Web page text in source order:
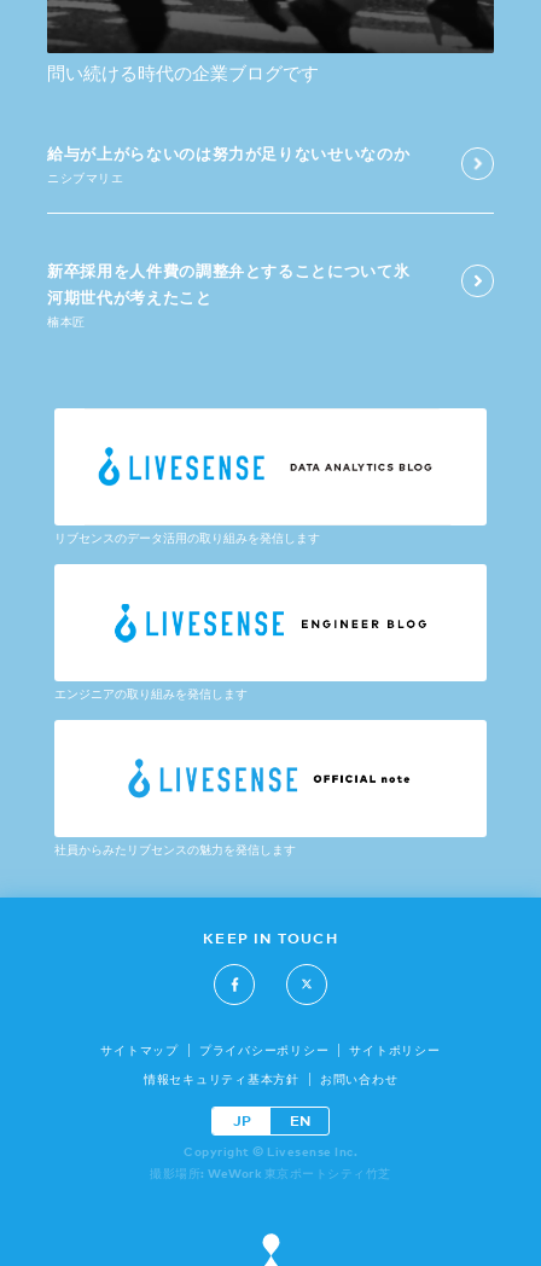
問い続ける時代の企業ブログです
給与が​上がらないのは​努力が​足りないせいなのか
ニシブマリエ
新卒採用を​人件費の​調整弁と​する​ことに​ついて​氷
河期世代が​考えた​こと
楠本匠
リブセンスのデータ活用の取り組みを発信します
エンジニアの取り組みを発信します
社員からみたリブセンスの魅力を発信します
KEEP IN TOUCH
サイトマップ プライバシーポリシー サイトポリシー
情報セキュリティ基本方針 お問い合わせ
JP EN
Copyright © Livesense Inc.
撮影場所: WeWork 東京ポートシティ竹芝